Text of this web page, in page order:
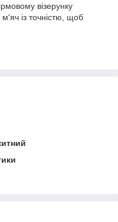
візерунку
із точністю, щоб